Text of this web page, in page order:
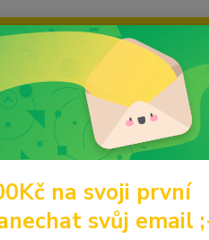
– napište mi a společně
Hledat
TLAPKY Peštovka
na svoji první
svůj email